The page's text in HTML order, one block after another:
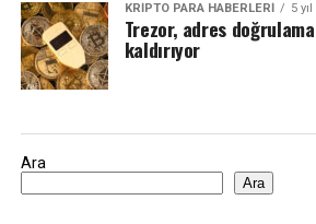
KRIPTO PARA HABERLERI 5
Trezor, adres
kaldırıyor
Ara
Ara